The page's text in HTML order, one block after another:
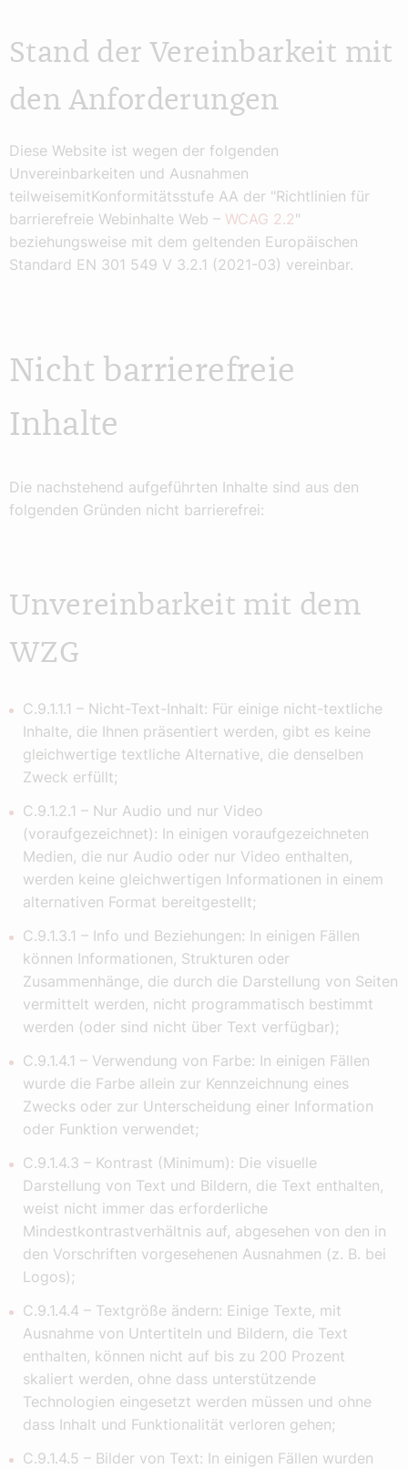
Stand der Vereinbarkeit mit
den Anforderungen
Diese Website ist wegen der folgenden
Unvereinbarkeiten und Ausnahmen
teilweisemitKonformitätsstufe AA der "Richtlinien für
barrierefreie Webinhalte Web – WCAG 2.2"
beziehungsweise mit dem geltenden Europäischen
Standard EN 301 549 V 3.2.1 (2021-03) vereinbar.
Nicht barrierefreie
Inhalte
Die nachstehend aufgeführten Inhalte sind aus den
folgenden Gründen nicht barrierefrei:
Unvereinbarkeit mit dem
WZG
C.9.1.1.1 – Nicht-Text-Inhalt: Für einige nicht-textliche
Inhalte, die Ihnen präsentiert werden, gibt es keine
gleichwertige textliche Alternative, die denselben
Zweck erfüllt;
C.9.1.2.1 – Nur Audio und nur Video
(voraufgezeichnet): In einigen voraufgezeichneten
Medien, die nur Audio oder nur Video enthalten,
werden keine gleichwertigen Informationen in einem
alternativen Format bereitgestellt;
C.9.1.3.1 – Info und Beziehungen: In einigen Fällen
können Informationen, Strukturen oder
Zusammenhänge, die durch die Darstellung von Seiten
vermittelt werden, nicht programmatisch bestimmt
werden (oder sind nicht über Text verfügbar);
C.9.1.4.1 – Verwendung von Farbe: In einigen Fällen
wurde die Farbe allein zur Kennzeichnung eines
Zwecks oder zur Unterscheidung einer Information
oder Funktion verwendet;
C.9.1.4.3 – Kontrast (Minimum): Die visuelle
Darstellung von Text und Bildern, die Text enthalten,
weist nicht immer das erforderliche
Mindestkontrastverhältnis auf, abgesehen von den in
den Vorschriften vorgesehenen Ausnahmen (z. B. bei
Logos);
C.9.1.4.4 – Textgröße ändern: Einige Texte, mit
Ausnahme von Untertiteln und Bildern, die Text
enthalten, können nicht auf bis zu 200 Prozent
skaliert werden, ohne dass unterstützende
Technologien eingesetzt werden müssen und ohne
dass Inhalt und Funktionalität verloren gehen;
C.9.1.4.5 – Bilder von Text: In einigen Fällen wurden